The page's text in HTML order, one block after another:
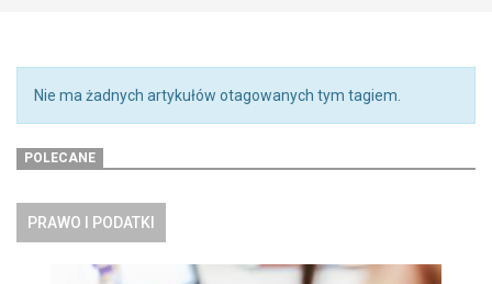
Nie ma żadnych artykułów otagowanych tym tagiem.
POLECANE
PRAWO I PODATKI